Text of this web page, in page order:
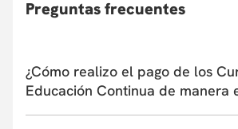
curso de Educación Continua,
Departamento/Facultad que ofrece el
derecho de admisión según el perfil
Preguntas frecuentes
¿Cómo realizo el pago de los
Educación Continua de manera